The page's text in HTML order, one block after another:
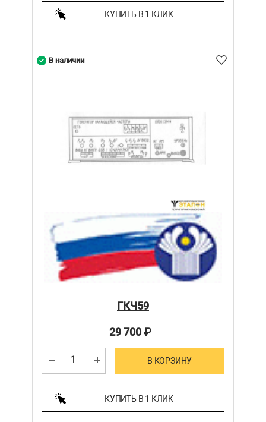
КУПИТЬ В 1 КЛИК
ГКЧ59
29 700₽
В КОРЗИНУ
КУПИТЬ В 1 КЛИК
В наличии